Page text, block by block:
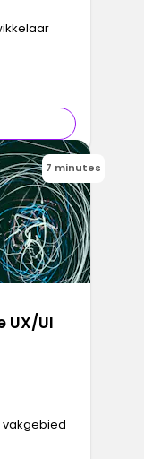
7 minutes
UX/UI
vakgebied